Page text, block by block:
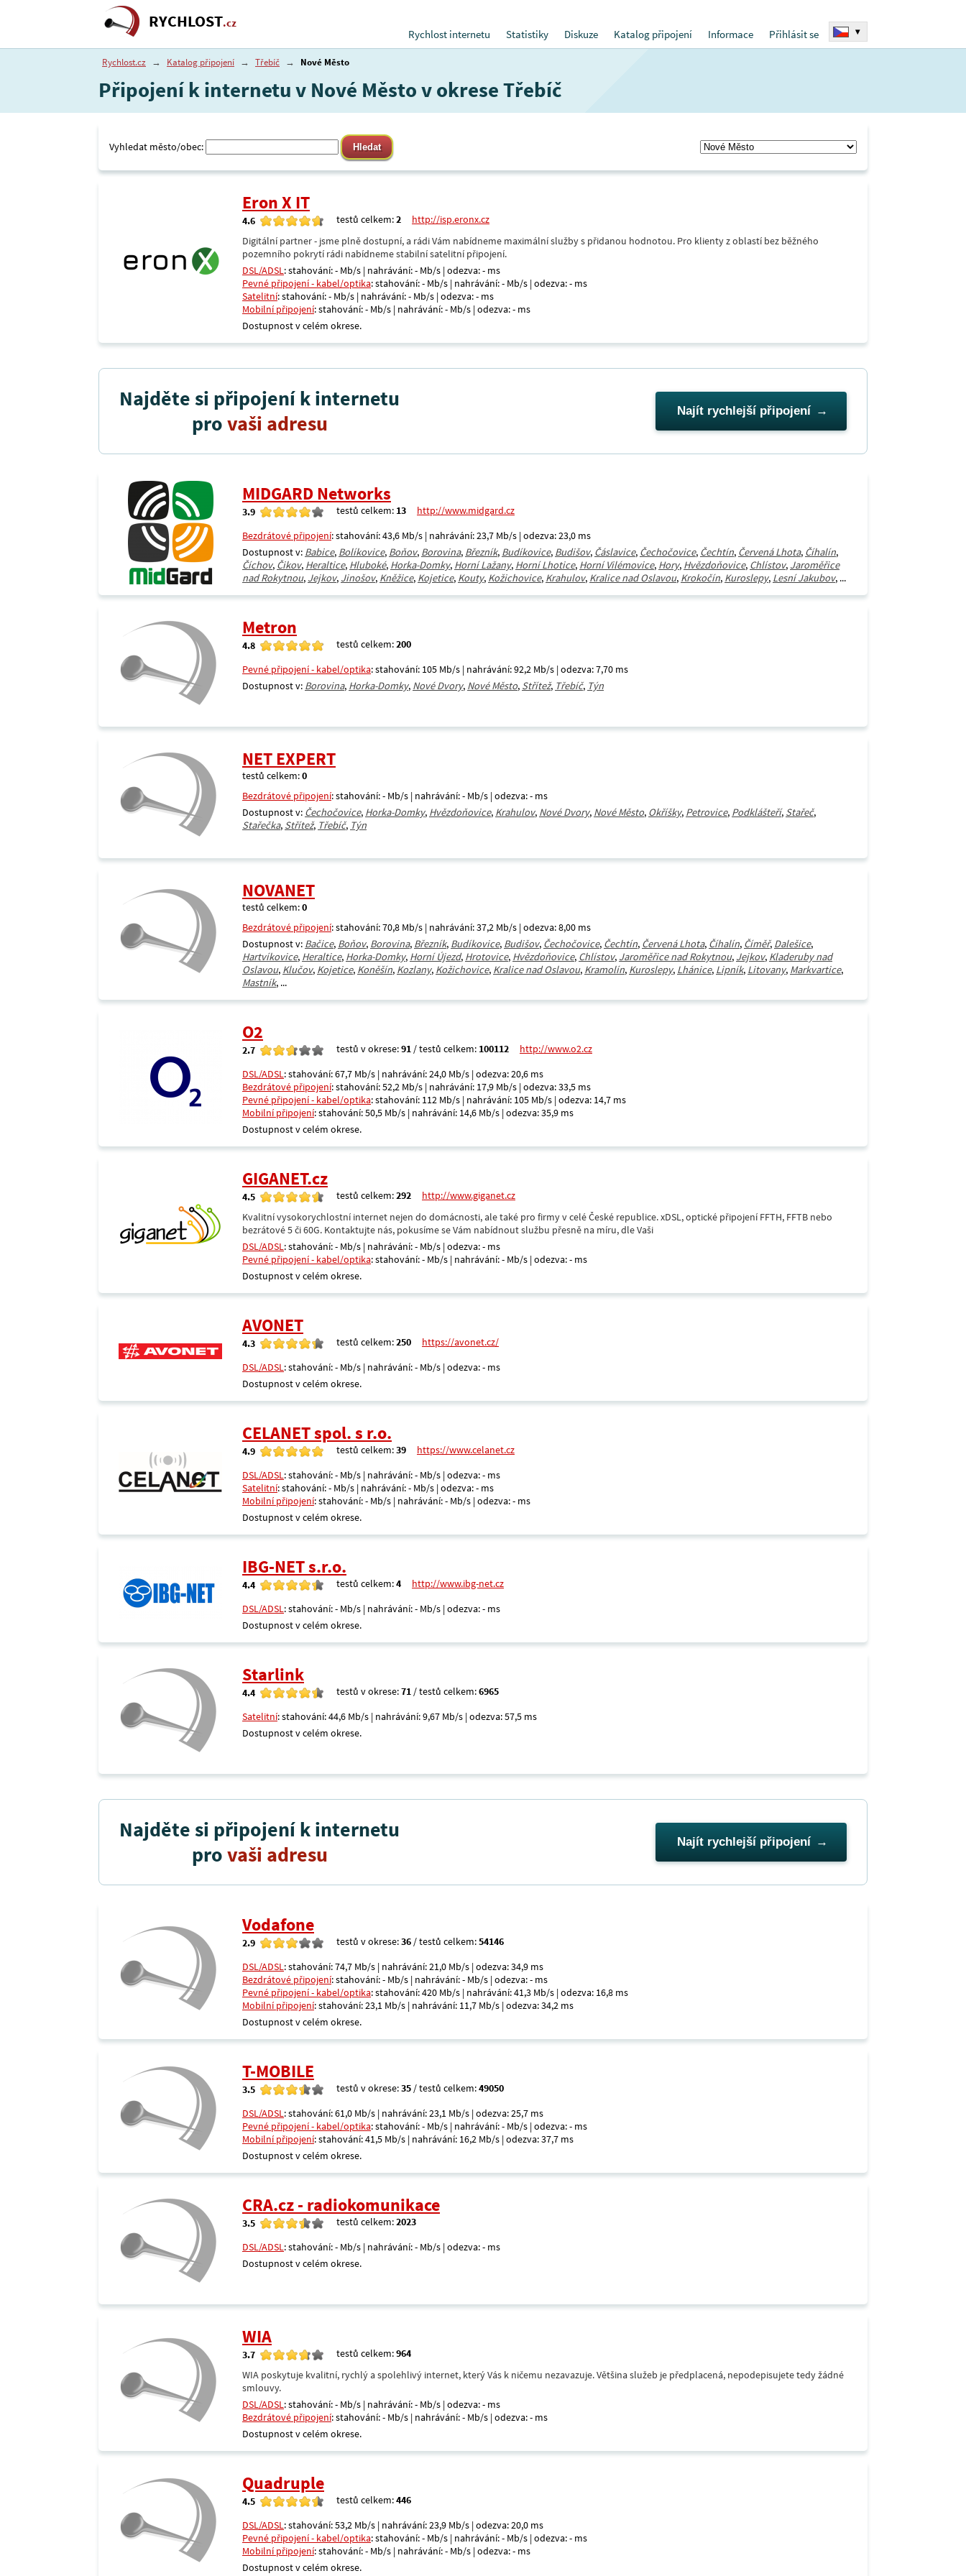
RYCHLOST.cz
Rychlost internetu
Statistiky Diskuze Katalog připojení Informace Přihlásit se ▾
Rychlost.cz → Katalog připojení → Třebíč → Nové Město
Připojení k internetu v Nové Město v okrese Třebíč
Vyhledat město/obec:
Eron X IT
4.6 testů celkem:2
http://isp.eronx.cz
Digitální partner - jsme plně dostupní, a rádi Vám nabídneme maximální služby s přidanou hodnotou. Pro klienty z oblastí bez běžného
pozemního pokrytí rádi nabídneme stabilní satelitní připojení.
DSL/ADSL: stahování: - Mb/s | nahrávání: - Mb/s | odezva: - ms
Pevné připojení - kabel/optika: stahování: - Mb/s | nahrávání: - Mb/s | odezva: - ms
Satelitní: stahování: - Mb/s | nahrávání: - Mb/s | odezva: - ms
Mobilní připojení: stahování: - Mb/s | nahrávání: - Mb/s | odezva: - ms
Dostupnost v celém okrese.
Najděte si připojení k internetu
provaši adresu Najít rychlejší připojení
MIDGARD Networks
3.9 testů celkem: 13
http://www.midgard.cz
Bezdrátové připojení: stahování: 43,6 Mb/s | nahrávání: 23,7 Mb/s | odezva: 23,0 ms
Dostupnost v: Babice, Bolíkovice, Boňov, Borovina, Březník, Budíkovice, Budišov, Čáslavice, Čechočovice, Čechtín, Červená Lhota, Číhalín,
Číchov, Čikov, Heraltice, Hluboké, Horka-Domky, Horní Lažany, Horní Lhotice, Horní Vilémovice, Hory, Hvězdoňovice, Chlístov, Jaroměřice
nad Rokytnou, Jejkov, Jinošov, Kněžice, Kojetice, Kouty, Kožichovice, Krahulov, Kralice nad Oslavou, Krokočín, Kuroslepy, Lesní Jakubov, ...
Metron
4.8 testů celkem:200
Pevné připojení - kabel/optika: stahování: 105 Mb/s | nahrávání: 92,2 Mb/s | odezva: 7,70 ms
Dostupnost v: Borovina, Horka-Domky, Nové Dvory, Nové Město, Střítež, Třebíč, Týn
NET EXPERT
testů celkem:0
Bezdrátové připojení: stahování: - Mb/s | nahrávání: - Mb/s | odezva: - ms
Dostupnost v: Čechočovice, Horka-Domky, Hvězdoňovice, Krahulov, Nové Dvory, Nové Město, Okříšky, Petrovice, Podklášteří, Stařeč,
Stařečka, Střítež, Třebíč, Týn
NOVANET
testů celkem:0
Bezdrátové připojení: stahování: 70,8 Mb/s | nahrávání: 37,2 Mb/s | odezva: 8,00 ms
Dostupnost v: Bačice, Boňov, Borovina, Březník, Budíkovice, Budišov, Čechočovice, Čechtín, Červená Lhota, Číhalín, Číměř, Dalešice,
Hartvíkovice, Heraltice, Horka-Domky, Horní Újezd, Hrotovice, Hvězdoňovice, Chlístov, Jaroměřice nad Rokytnou, Jejkov, Kladeruby nad
Oslavou, Klučov, Kojetice, Koněšín, Kozlany, Kožichovice, Kralice nad Oslavou, Kramolín, Kuroslepy, Lhánice, Lipník, Litovany, Markvartice,
Mastník, ...
O2
2.7 testů v okrese:91 / testů celkem: 100112
http://www.o2.cz
DSL/ADSL: stahování: 67,7 Mb/s | nahrávání: 24,0 Mb/s | odezva: 20,6 ms
Bezdrátové připojení: stahování: 52,2 Mb/s | nahrávání: 17,9 Mb/s | odezva: 33,5 ms
Pevné připojení - kabel/optika: stahování: 112 Mb/s | nahrávání: 105 Mb/s | odezva: 14,7 ms
Mobilní připojení: stahování: 50,5 Mb/s | nahrávání: 14,6 Mb/s | odezva: 35,9 ms
Dostupnost v celém okrese.
GIGANET.cz
4.5 testů celkem:292
http://www.giganet.cz
Kvalitní vysokorychlostní internet nejen do domácnosti, ale také pro firmy v celé České republice. xDSL, optické připojení FFTH, FFTB nebo
bezrátové 5 či 60G. Kontaktujte nás, pokusíme se Vám nabídnout službu přesně na míru, dle Vaši
DSL/ADSL: stahování: - Mb/s | nahrávání: - Mb/s | odezva: - ms
Pevné připojení - kabel/optika: stahování: - Mb/s | nahrávání: - Mb/s | odezva: - ms
Dostupnost v celém okrese.
AVONET
4.3 testů celkem:250
https://avonet.cz/
DSL/ADSL: stahování: - Mb/s | nahrávání: - Mb/s | odezva: - ms
Dostupnost v celém okrese.
CELANET spol. s r.o.
4.9 testů celkem:39
https://www.celanet.cz
DSL/ADSL: stahování: - Mb/s | nahrávání: - Mb/s | odezva: - ms
Satelitní: stahování: - Mb/s | nahrávání: - Mb/s | odezva: - ms
Mobilní připojení: stahování: - Mb/s | nahrávání: - Mb/s | odezva: - ms
Dostupnost v celém okrese.
IBG-NET s.r.o.
4.4 testů celkem:4
http://www.ibg-net.cz
DSL/ADSL: stahování: - Mb/s | nahrávání: - Mb/s | odezva: - ms
Dostupnost v celém okrese.
Starlink
4.4 testů v okrese:71 / testů celkem:6965
Satelitní: stahování: 44,6 Mb/s | nahrávání: 9,67 Mb/s | odezva: 57,5 ms
Dostupnost v celém okrese.
Najděte si připojení k internetu
provaši adresu Najít rychlejší připojení
Vodafone
2.9 testů v okrese:36 / testů celkem:54146
DSL/ADSL: stahování: 74,7 Mb/s | nahrávání: 21,0 Mb/s | odezva: 34,9 ms
Bezdrátové připojení: stahování: - Mb/s | nahrávání: - Mb/s | odezva: - ms
Pevné připojení - kabel/optika: stahování: 420 Mb/s | nahrávání: 41,3 Mb/s | odezva: 16,8 ms
Mobilní připojení: stahování: 23,1 Mb/s | nahrávání: 11,7 Mb/s | odezva: 34,2 ms
Dostupnost v celém okrese.
T-MOBILE
3.5 testů v okrese:35 / testů celkem:49050
DSL/ADSL: stahování: 61,0 Mb/s | nahrávání: 23,1 Mb/s | odezva: 25,7 ms
Pevné připojení - kabel/optika: stahování: - Mb/s | nahrávání: - Mb/s | odezva: - ms
Mobilní připojení: stahování: 41,5 Mb/s | nahrávání: 16,2 Mb/s | odezva: 37,7 ms
Dostupnost v celém okrese.
CRA.cz - radiokomunikace
3.5 testů celkem:2023
DSL/ADSL: stahování: - Mb/s | nahrávání: - Mb/s | odezva: - ms
Dostupnost v celém okrese.
WIA
3.7 testů celkem:964
WIA poskytuje kvalitní, rychlý a spolehlivý internet, který Vás k ničemu nezavazuje. Většina služeb je předplacená, nepodepisujete tedy žádné
smlouvy.
DSL/ADSL: stahování: - Mb/s | nahrávání: - Mb/s | odezva: - ms
Bezdrátové připojení: stahování: - Mb/s | nahrávání: - Mb/s | odezva: - ms
Dostupnost v celém okrese.
Quadruple
4.5 testů celkem:446
DSL/ADSL: stahování: 53,2 Mb/s | nahrávání: 23,9 Mb/s | odezva: 20,0 ms
Pevné připojení - kabel/optika: stahování: - Mb/s | nahrávání: - Mb/s | odezva: - ms
Mobilní připojení: stahování: - Mb/s | nahrávání: - Mb/s | odezva: - ms
Dostupnost v celém okrese.